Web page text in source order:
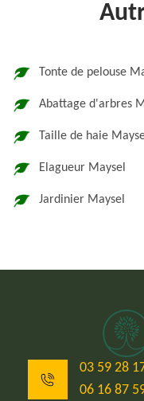
Tonte de pelouse
Abattage d'arbres
Taille de haie
Elagueur Maysel
Jardinier Maysel
03 59 28
06 16 87